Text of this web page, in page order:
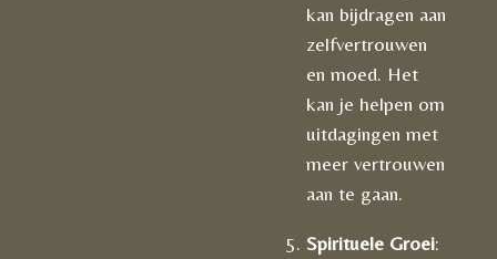
kan bijdragen aan
zelfvertrouwen
en moed. Het
kan je helpen om
uitdagingen met
meer vertrouwen
aan te gaan.
Spirituele Groei: